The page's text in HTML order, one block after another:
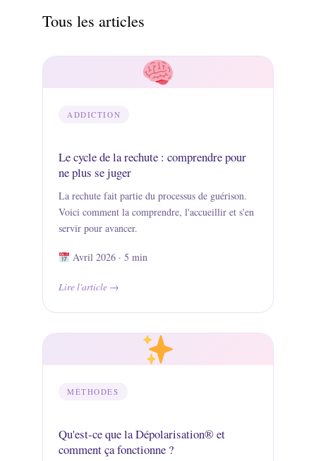
Tous les articles
ADDICTION
Le cycle de la rechute : comprendre pour
ne plus se juger
La rechute fait partie du processus de guérison.
Voici comment la comprendre, l'accueillir et s'en
servir pour avancer.
Avril 2026 · 5 min
Lire l'article
MÉTHODES
Qu'est-ce que la Dépolarisation® et
comment ça fonctionne ?